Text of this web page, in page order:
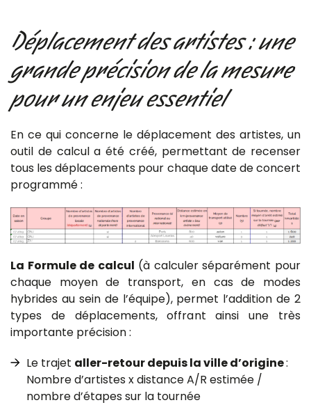
Déplacement des artistes : une
grande précision de la mesure
pour un enjeu essentiel
En ce qui concerne le déplacement des artistes, un
outil de calcul a été créé, permettant de recenser
tous les déplacements pour chaque date de concert
programmé :
La Formule de calcul (à calculer séparément pour
chaque moyen de transport, en cas de modes
hybrides au sein de l’équipe), permet l’addition de 2
types de déplacements, offrant ainsi une très
importante précision :
Le trajet aller-retour depuis la ville d’origine:
Nombre d’artistes x distance A/R estimée /
nombre d’étapes sur la tournée